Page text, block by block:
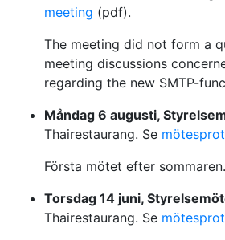
meeting (pdf).
The meeting did not form a
meeting discussions
regarding the new SMTP-
Måndag 6 augusti,
Thairestaurang. Se
Första mötet efter sommaren.
Torsdag 14 juni,
Thairestaurang. Se